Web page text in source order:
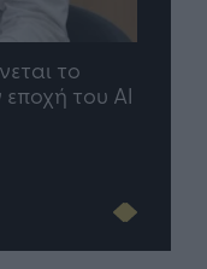
το
του AI